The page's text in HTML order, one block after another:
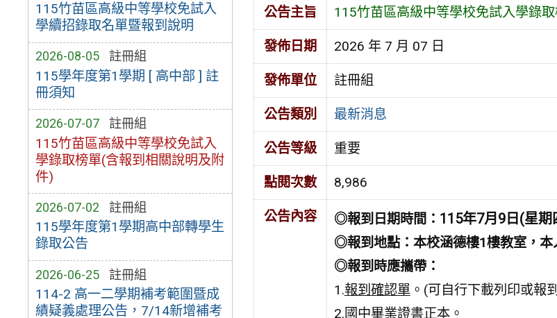
115竹苗區高級中等學校免試入
學續招錄取名單暨報到說明
2026-08-05 註冊組
115學年度第1學期 [ 高中部 ] 註
冊須知
2026-07-07 註冊組
115竹苗區高級中等學校免試入
學錄取榜單(含報到相關說明及附
件)
2026-07-02 註冊組
115學年度第1學期高中部轉學生
錄取公告
2026-06-25 註冊組
114-2 高一二學期補考範圍暨成
績疑義處理公告，7/14新增補考
公告主旨 115竹苗區高級中等學校免試入學錄
發佈日期 2026 年 7 月 07 日
發佈單位 註冊組
公告類別 最新消息
公告等級 重要
點閱次數 8,986
公告內容 ◎報到日期時間： 115年7月9日(星
◎報到地點：本校涵德樓1樓教室， 本
◎報到時應攜帶：
1.報到確認單。(可自行下載列印或報
2.國中畢業證書正本。